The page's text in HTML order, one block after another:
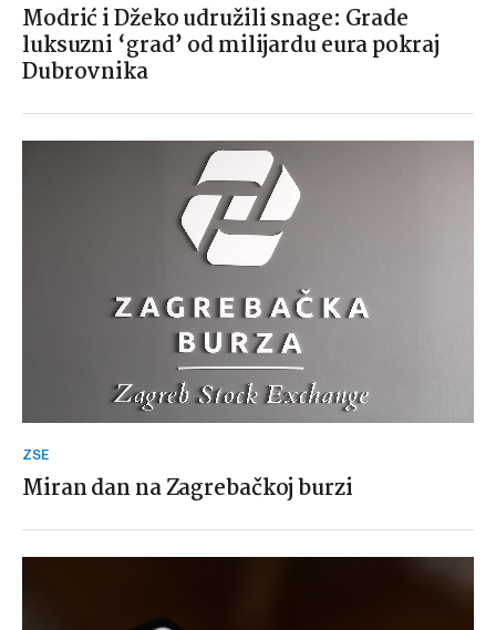
Modrić i Džeko udružili snage: Grade
luksuzni ‘grad’ od milijardu eura pokraj
Dubrovnika
ZSE
Miran dan na Zagrebačkoj burzi